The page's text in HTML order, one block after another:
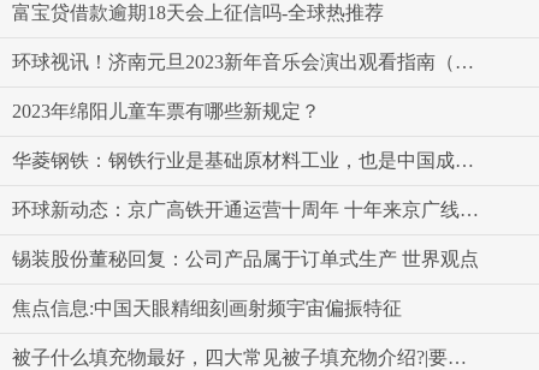
富宝贷借款逾期18天会上征信吗-全球热推荐
环球视讯！济南元旦2023新年音乐会演出观看指南（票价+节目单）
2023年绵阳儿童车票有哪些新规定？
华菱钢铁：钢铁行业是基础原材料工业，也是中国成为制造强国的重要组成部分-世界要闻
环球新动态：京广高铁开通运营十周年 十年来京广线安全运送旅客16.9亿人次
锡装股份董秘回复：公司产品属于订单式生产 世界观点
焦点信息:中国天眼精细刻画射频宇宙偏振特征
被子什么填充物最好，四大常见被子填充物介绍?|要闻速递